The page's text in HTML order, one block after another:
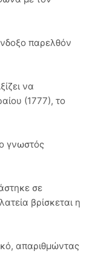
παρελθόν
να
(1777), το
γνωστός
σε
βρίσκεται η
απαριθμώντας